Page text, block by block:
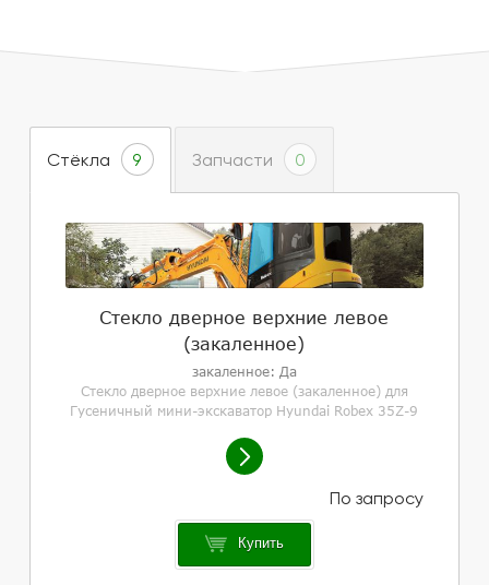
Стёкла 9 Запчасти 0
Стекло дверное верхние левое
(закаленное)
закаленное: Да
Стекло дверное верхние левое (закаленное) для
Гусеничный мини-экскаватор Hyundai Robex 35Z-9
Купить